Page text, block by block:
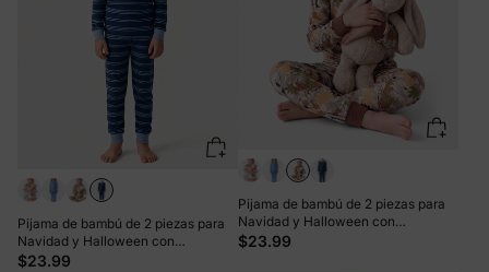
Pijama de bambú de 2 piezas para
Navidad y Halloween con
estampado divertido para niños
$23.99
Pijama de bambú de 2 piezas para
Navidad y Halloween con
estampado divertido para niños
$23.99